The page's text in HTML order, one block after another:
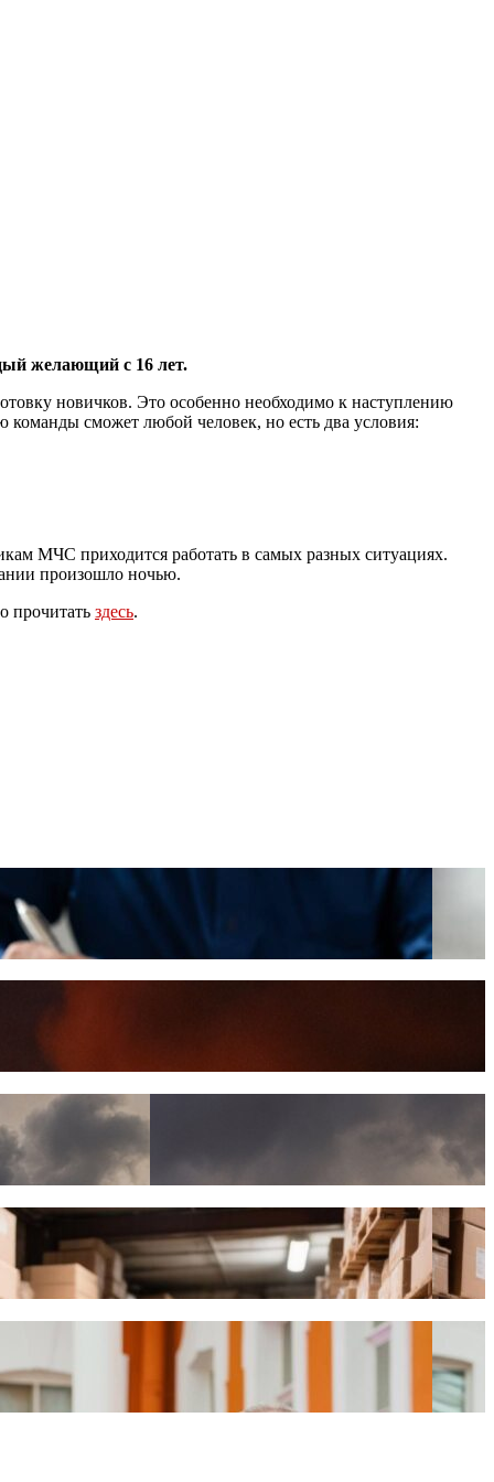
желающий с 16 лет.
новичков. Это особенно необходимо к наступлению
команды сможет любой человек, но есть два условия:
МЧС приходится работать в самых разных ситуациях.
произошло ночью.
прочитать здесь.